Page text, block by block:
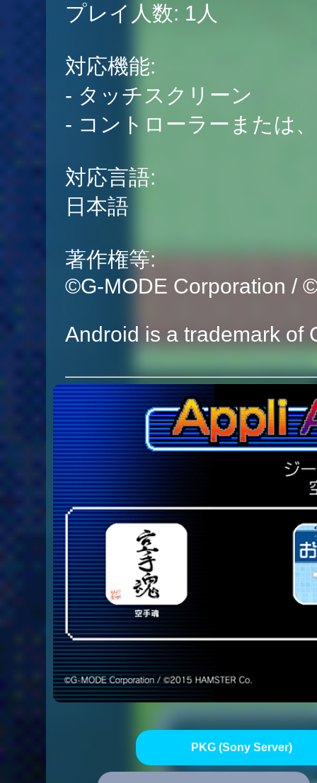
プレイ人数: 1人
対応機能:
- タッチスクリーン
- コントローラーまたは
対応言語:
日本語
著作権等:
©G-MODE Corporation /
Android is a trademark of
PKG (Sony Server)